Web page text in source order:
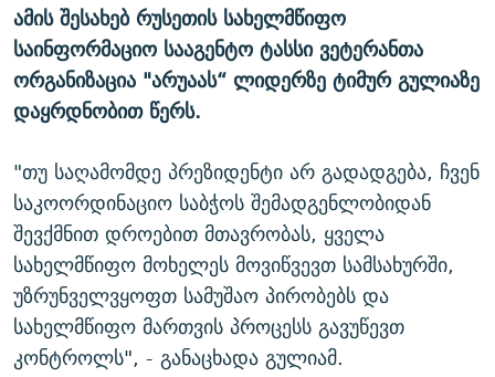
ამის შესახებ რუსეთის სახელმწიფო
საინფორმაციო სააგენტო ტასსი ვეტერანთა
ორგანიზაცია "არუაას“ ლიდერზე ტიმურ გულიაზე
დაყრდნობით წერს.
"თუ საღამომდე პრეზიდენტი არ გადადგება, ჩვენ
საკოორდინაციო საბჭოს შემადგენლობიდან
შევქმნით დროებით მთავრობას, ყველა
სახელმწიფო მოხელეს მოვიწვევთ სამსახურში,
უზრუნველვყოფთ სამუშაო პირობებს და
სახელმწიფო მართვის პროცესს გავუწევთ
კონტროლს", - განაცხადა გულიამ.